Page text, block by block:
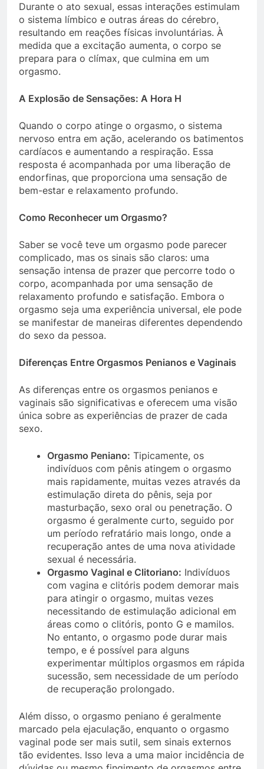
Durante o ato sexual, essas interações estimulam
o sistema límbico e outras áreas do cérebro,
resultando em reações físicas involuntárias. À
medida que a excitação aumenta, o corpo se
prepara para o clímax, que culmina em um
orgasmo.
A Explosão de Sensações: A Hora H
Quando o corpo atinge o orgasmo, o sistema
nervoso entra em ação, acelerando os batimentos
cardíacos e aumentando a respiração. Essa
resposta é acompanhada por uma liberação de
endorfinas, que proporciona uma sensação de
bem-estar e relaxamento profundo.
Como Reconhecer um Orgasmo?
Saber se você teve um orgasmo pode parecer
complicado, mas os sinais são claros: uma
sensação intensa de prazer que percorre todo o
corpo, acompanhada por uma sensação de
relaxamento profundo e satisfação. Embora o
orgasmo seja uma experiência universal, ele pode
se manifestar de maneiras diferentes dependendo
do sexo da pessoa.
Diferenças Entre Orgasmos Penianos e Vaginais
As diferenças entre os orgasmos penianos e
vaginais são significativas e oferecem uma visão
única sobre as experiências de prazer de cada
sexo.
Orgasmo Peniano: Tipicamente, os
indivíduos com pênis atingem o orgasmo
mais rapidamente, muitas vezes através da
estimulação direta do pênis, seja por
masturbação, sexo oral ou penetração. O
orgasmo é geralmente curto, seguido por
um período refratário mais longo, onde a
recuperação antes de uma nova atividade
sexual é necessária.
Orgasmo Vaginal e Clitoriano: Indivíduos
com vagina e clitóris podem demorar mais
para atingir o orgasmo, muitas vezes
necessitando de estimulação adicional em
áreas como o clitóris, ponto G e mamilos.
No entanto, o orgasmo pode durar mais
tempo, e é possível para alguns
experimentar múltiplos orgasmos em rápida
sucessão, sem necessidade de um período
de recuperação prolongado.
Além disso, o orgasmo peniano é geralmente
marcado pela ejaculação, enquanto o orgasmo
vaginal pode ser mais sutil, sem sinais externos
tão evidentes. Isso leva a uma maior incidência de